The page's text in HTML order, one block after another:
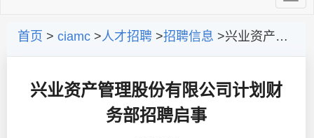
首页 > ciamc >人才招聘 >招聘信息 >兴业资产管理股份有限公司计划财务部招聘启事
兴业资产管理股份有限公司计划财
务部招聘启事